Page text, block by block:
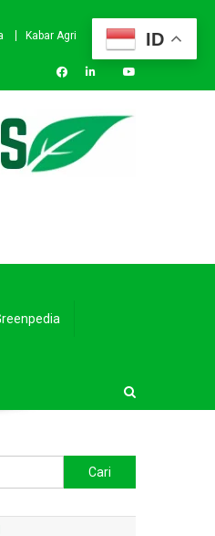
Kabar Agri
untuk:
ID